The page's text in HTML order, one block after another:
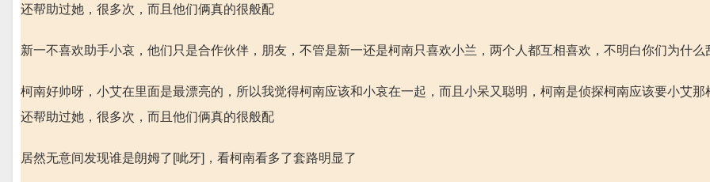
还帮助过她，很多次，而且他们俩真的很般配
新一不喜欢助手小哀，他们只是合作伙伴，朋友，不管是新一还是柯南只喜欢小兰，两个人都互相喜欢，不明白你们为什么
柯南好帅呀，小艾在里面是最漂亮的，所以我觉得柯南应该和小哀在一起，而且小呆又聪明，柯南是侦探柯南应该要小艾那
还帮助过她，很多次，而且他们俩真的很般配
居然无意间发现谁是朗姆了[呲牙]，看柯南看多了套路明显了